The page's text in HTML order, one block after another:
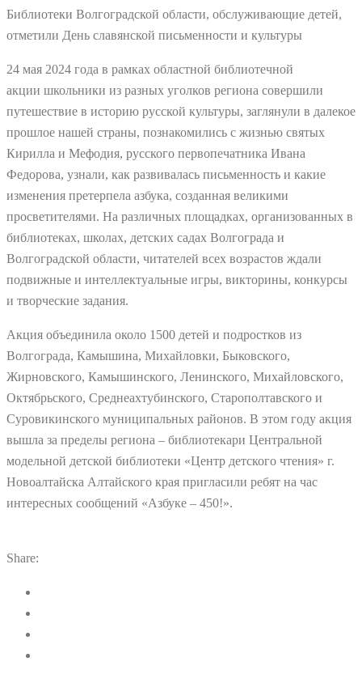
Библиотеки Волгоградской области, обслуживающие детей,
отметили День славянской письменности и культуры
24 мая 2024 года в рамках областной библиотечной
акции школьники из разных уголков региона совершили
путешествие в историю русской культуры, заглянули в далекое
прошлое нашей страны, познакомились с жизнью святых
Кирилла и Мефодия, русского первопечатника Ивана
Федорова, узнали, как развивалась письменность и какие
изменения претерпела азбука, созданная великими
просветителями. На различных площадках, организованных в
библиотеках, школах, детских садах Волгограда и
Волгоградской области, читателей всех возрастов ждали
подвижные и интеллектуальные игры, викторины, конкурсы
и творческие задания.
Акция объединила около 1500 детей и подростков из
Волгограда, Камышина, Михайловки, Быковского,
Жирновского, Камышинского, Ленинского, Михайловского,
Октябрьского, Среднеахтубинского, Старополтавского и
Суровикинского муниципальных районов. В этом году акция
вышла за пределы региона – библиотекари Центральной
модельной детской библиотеки «Центр детского чтения» г.
Новоалтайска Алтайского края пригласили ребят на час
интересных сообщений «Азбуке – 450!».
Share: